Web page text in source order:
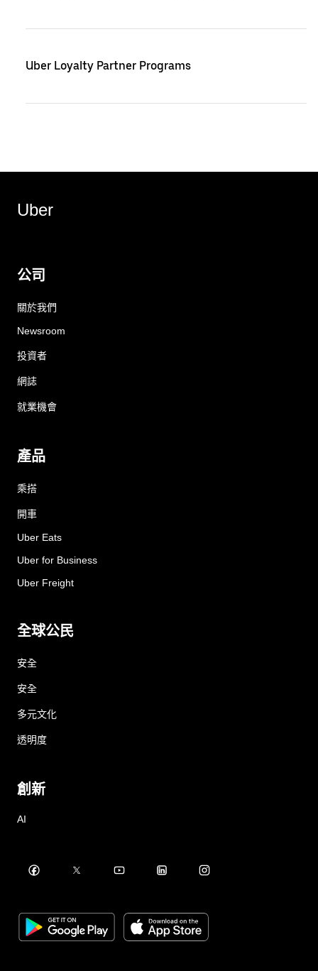
Uber Loyalty Partner Programs
Uber
公司
關於我們
Newsroom
投資者
網誌
就業機會
產品
乘搭
開車
Uber Eats
Uber for Business
Uber Freight
全球公民
安全
安全
多元文化
透明度
創新
AI